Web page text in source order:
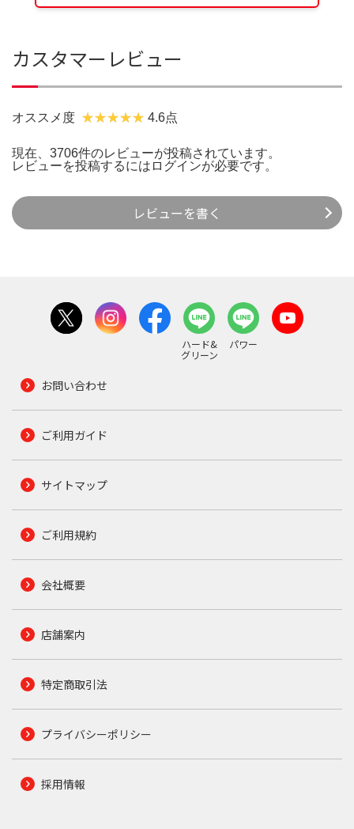
カスタマーレビュー
オススメ度 4.6点
現在、3706件のレビューが投稿されています。
レビューを投稿するには ログインが必要です。
レビューを書く
ハード&
グリーン
パワー
お問い合わせ
ご利用ガイド
サイトマップ
ご利用規約
会社概要
店舗案内
特定商取引法
プライバシーポリシー
採用情報